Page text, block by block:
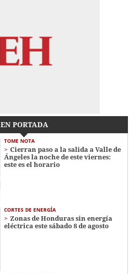
EN PORTADA
TOME NOTA
Cierran paso a la salida a Valle de
Ángeles la noche de este viernes:
este es el horario
CORTES DE ENERGÍA
Zonas de Honduras sin energía
eléctrica este sábado 8 de agosto